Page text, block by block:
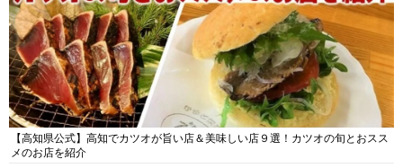
【高知県公式】高知でカツオが旨い店＆美味しい店９選！カツオの旬とおスス
メのお店を紹介